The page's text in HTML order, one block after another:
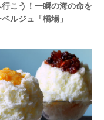
こう！一瞬の海の命を
ルジュ「橋場」